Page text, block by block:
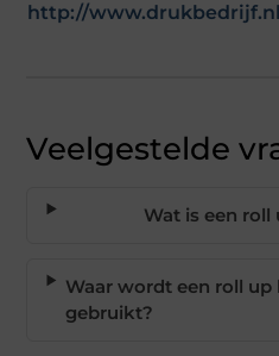
http://
Veelgestelde
Wat is een roll
Waar wordt een roll up
gebruikt?